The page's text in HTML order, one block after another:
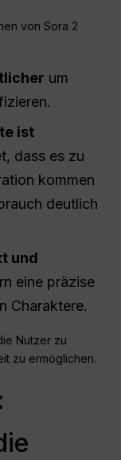
von Sora 2
um
ist
dass es zu
kommen
deutlich
und
eine präzise
Charaktere.
Nutzer zu
zu ermöglichen.